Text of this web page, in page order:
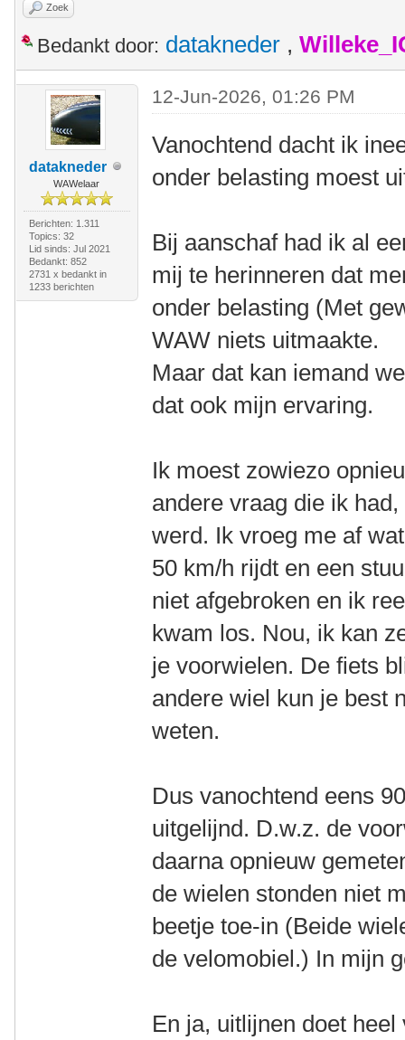
Zoek
Bedankt door: datakneder ,
datakneder
WAWelaar
Berichten: 1.311
Topics: 32
Lid sinds: Jul 2021
Bedankt: 852
2731 x bedankt in
1233 berichten
12-Jun-2026, 01:26 PM
Vanochtend dacht ik
onder belasting moest
Bij aanschaf had ik al
mij te herinneren dat
onder belasting (Met
WAW niets uitmaakte.
Maar dat kan iemand
dat ook mijn ervaring.
Ik moest zowiezo
andere vraag die ik
werd. Ik vroeg me af
50 km/h rijdt en een
niet afgebroken en ik
kwam los. Nou, ik kan
je voorwielen. De fiets
andere wiel kun je best
weten.
Dus vanochtend eens
uitgelijnd. D.w.z. de
daarna opnieuw
de wielen stonden niet
beetje toe-in (Beide
de velomobiel.) In mijn
En ja, uitlijnen doet